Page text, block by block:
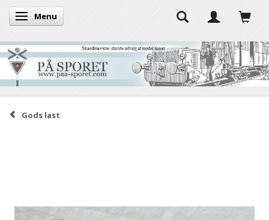
Skifte navigation
Menu
Gods last